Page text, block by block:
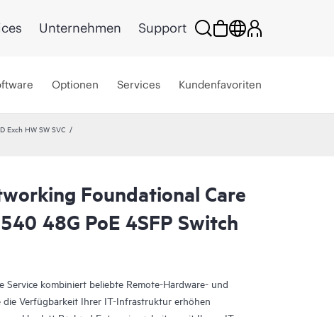
Unternehmen Support
Optionen Services Kundenfavoriten
Exch HW SW SVC
Foundational Care
48G PoE 4SFP Switch
Service kombiniert beliebte Remote-Hardware- und
die Verfügbarkeit Ihrer IT-Infrastruktur erhöhen